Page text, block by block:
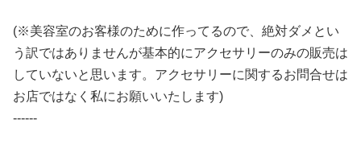
(※美容室のお客様のために作ってるので、絶対ダメとい
う訳ではありませんが基本的にアクセサリーのみの販売は
していないと思います。 アクセサリーに関するお問合せは
お店ではなく私にお願いいたします)
------